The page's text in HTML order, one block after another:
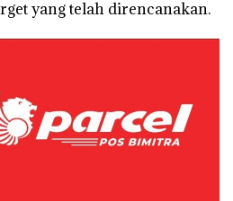
yang telah direncanakan.